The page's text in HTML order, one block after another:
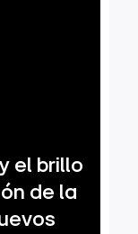
el brillo
de la